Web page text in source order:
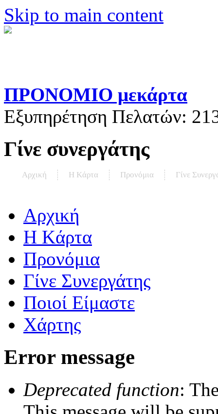
Skip to main content
ΠΡΟΝΟΜΙΟ μεκάρτα
Εξυπηρέτηση Πελατών:
Γίνε συνεργάτης
Αρχική Η Kάρτα Προνόμια Γίνε
Αρχική
Η Kάρτα
Προνόμια
Γίνε Συνεργάτης
Ποιοί Είμαστε
Χάρτης
Error message
Deprecated function: